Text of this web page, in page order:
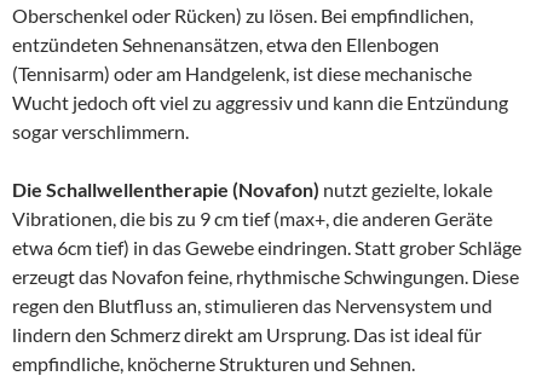
Oberschenkel oder Rücken) zu lösen. Bei empfindlichen,
entzündeten Sehnenansätzen, etwa den Ellenbogen
(Tennisarm) oder am Handgelenk, ist diese mechanische
Wucht jedoch oft viel zu aggressiv und kann die Entzündung
sogar verschlimmern.
Die Schallwellentherapie (Novafon) nutzt gezielte, lokale
Vibrationen, die bis zu 9 cm tief (max+, die anderen Geräte
etwa 6cm tief) in das Gewebe eindringen. Statt grober Schläge
erzeugt das Novafon feine, rhythmische Schwingungen. Diese
regen den Blutfluss an, stimulieren das Nervensystem und
lindern den Schmerz direkt am Ursprung. Das ist ideal für
empfindliche, knöcherne Strukturen und Sehnen.